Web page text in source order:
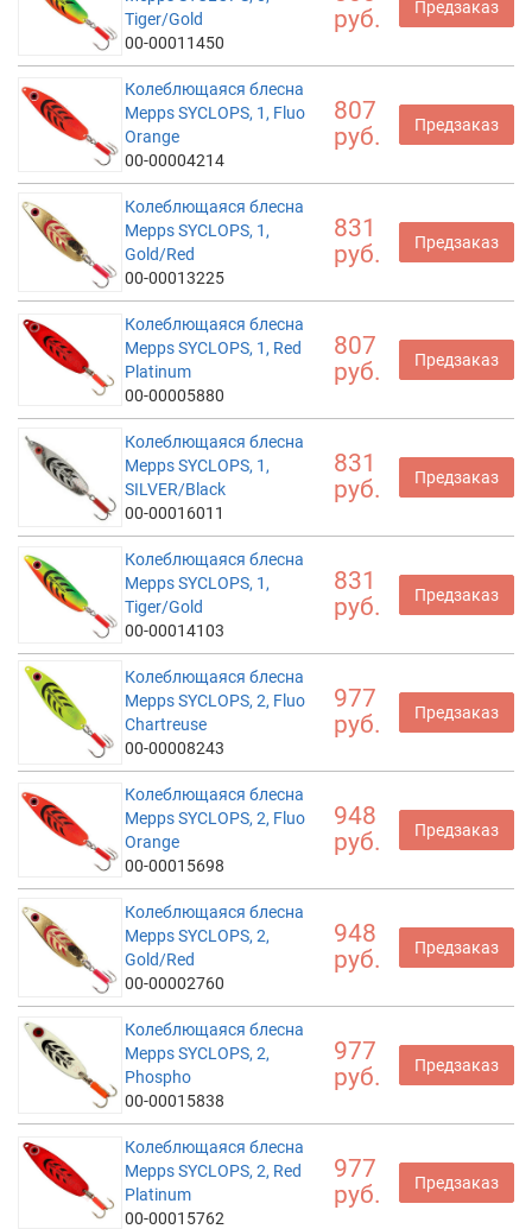
Tiger/Gold
00-00011450
руб.
Предзаказ
Колеблющаяся блесна
Mepps SYCLOPS, 1, Fluo
Orange
00-00004214
807
руб.
Предзаказ
Колеблющаяся блесна
Mepps SYCLOPS, 1,
Gold/Red
00-00013225
831
руб.
Предзаказ
Колеблющаяся блесна
Mepps SYCLOPS, 1, Red
Platinum
00-00005880
807
руб.
Предзаказ
Колеблющаяся блесна
Mepps SYCLOPS, 1,
SILVER/Black
00-00016011
831
руб.
Предзаказ
Колеблющаяся блесна
Mepps SYCLOPS, 1,
Tiger/Gold
00-00014103
831
руб.
Предзаказ
Колеблющаяся блесна
Mepps SYCLOPS, 2, Fluo
Chartreuse
00-00008243
977
руб.
Предзаказ
Колеблющаяся блесна
Mepps SYCLOPS, 2, Fluo
Orange
00-00015698
948
руб.
Предзаказ
Колеблющаяся блесна
Mepps SYCLOPS, 2,
Gold/Red
00-00002760
948
руб.
Предзаказ
Колеблющаяся блесна
Mepps SYCLOPS, 2,
Phospho
00-00015838
977
руб.
Предзаказ
Колеблющаяся блесна
Mepps SYCLOPS, 2, Red
Platinum
00-00015762
977
руб.
Предзаказ